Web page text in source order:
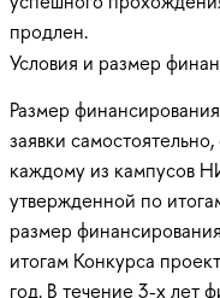
продлен.
Условия и размер
Размер
заявки
каждому из кампусов
утвержденной по
размер
итогам Конкурса
год. В течение 3-х лет